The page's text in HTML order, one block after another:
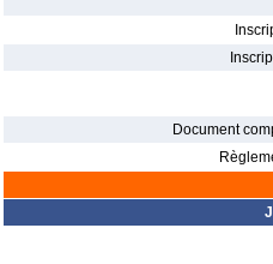
Document